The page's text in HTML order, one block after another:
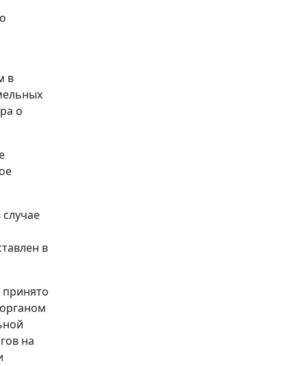
в
о
в
на